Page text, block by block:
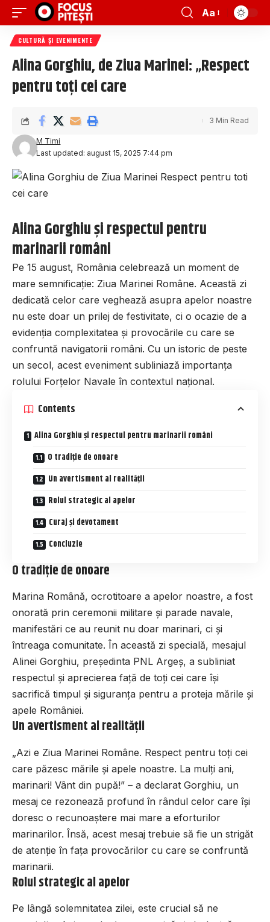
Aa
CULTURĂ ȘI EVENIMENTE
Alina Gorghiu, de Ziua Marinei: „Respect
pentru toți cei care
Last updated: august 15, 2025 7:44 pm
M Timi
3 Min Read
Alina Gorghiu și respectul pentru
marinarii români
Pe 15 august, România celebrează un moment de
mare semnificație: Ziua Marinei Române. Această zi
dedicată celor care veghează asupra apelor noastre
nu este doar un prilej de festivitate, ci o ocazie de a
evidenția complexitatea și provocările cu care se
confruntă navigatorii români. Cu un istoric de peste
un secol, acest eveniment subliniază importanța
rolului Forțelor Navale în contextul național.
Contents
Alina Gorghiu și respectul pentru marinarii români
O tradiție de onoare
Un avertisment al realității
Rolul strategic al apelor
Curaj și devotament
Concluzie
O tradiție de onoare
Marina Română, ocrotitoare a apelor noastre, a fost
onorată prin ceremonii militare și parade navale,
manifestări ce au reunit nu doar marinari, ci și
întreaga comunitate. În această zi specială, mesajul
Alinei Gorghiu, președinta PNL Argeș, a subliniat
respectul și aprecierea față de toți cei care își
sacrifică timpul și siguranța pentru a proteja mările și
apele României.
Un avertisment al realității
„Azi e Ziua Marinei Române. Respect pentru toți cei
care păzesc mările și apele noastre. La mulți ani,
marinari! Vânt din pupă!” – a declarat Gorghiu, un
mesaj ce rezonează profund în rândul celor care își
doresc o recunoaștere mai mare a eforturilor
marinarilor. Însă, acest mesaj trebuie să fie un strigăt
de atenție în fața provocărilor cu care se confruntă
marinarii.
Rolul strategic al apelor
Pe lângă solemnitatea zilei, este crucial să ne